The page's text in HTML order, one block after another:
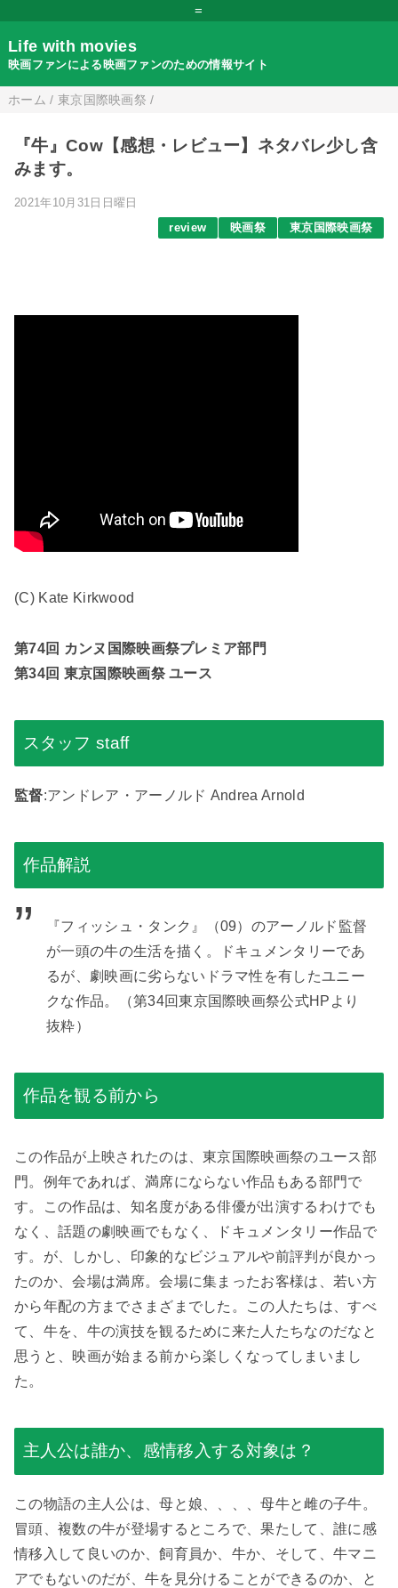
=
Life with movies
映画ファンによる映画ファンのための情報サイト
ホーム / 東京国際映画祭 /
『牛』Cow【感想・レビュー】ネタバレ少し含
みます。
2021年10月31日日曜日
review
映画祭 東京国際映画祭
(C) Kate Kirkwood
第74回 カンヌ国際映画祭プレミア部門
第34回 東京国際映画祭 ユース
スタッフ staff
監督:アンドレア・アーノルド Andrea Arnold
作品解説
『フィッシュ・タンク』（09）のアーノルド監督
が一頭の牛の生活を描く。ドキュメンタリーであ
るが、劇映画に劣らないドラマ性を有したユニー
クな作品。（第34回東京国際映画祭公式HPより
抜粋）
作品を観る前から
この作品が上映されたのは、東京国際映画祭のユース部
門。例年であれば、満席にならない作品もある部門で
す。この作品は、知名度がある俳優が出演するわけでも
なく、話題の劇映画でもなく、ドキュメンタリー作品で
す。が、しかし、印象的なビジュアルや前評判が良かっ
たのか、会場は満席。会場に集まったお客様は、若い方
から年配の方までさまざまでした。この人たちは、すべ
て、牛を、牛の演技を観るために来た人たちなのだなと
思うと、映画が始まる前から楽しくなってしまいまし
た。
主人公は誰か、感情移入する対象は？
この物語の主人公は、母と娘、、、、母牛と雌の子牛。
冒頭、複数の牛が登場するところで、果たして、誰に感
情移入して良いのか、飼育員か、牛か、そして、牛マニ
アでもないのだが、牛を見分けることができるのか、と